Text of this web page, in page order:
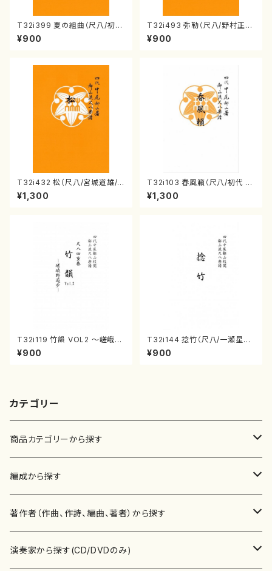
T32i399 夏の組曲（尺八/初代
山川園松/楽譜）都山流公刊楽譜
曲番:2104
¥900
T32i493 弥勒（尺八/野村正
峰/楽譜）都山流公刊楽譜曲番:2
202
¥900
T32i432 松（尺八/宮城道雄/
楽譜）都山流公刊楽譜曲番:213
8
¥1,300
T32i103 春風籟（尺八/初代 石
垣征山/尺八/都山式譜）都山流
公刊楽譜曲番:552
¥1,300
T32i119 竹韻 VOL2 ～嵯峨野
遊歩～（尺八/野村峰山/尺八/都
山式譜）都山流公刊楽譜曲番:5
¥900
T32i144 捻竹（尺八/一瀬星山/
尺八/都山式譜）都山流公刊楽譜
曲番:593
¥900
カテゴリー
商品カテゴリーから探す
楽譜
書籍
書籍
CD・DVD
編成から探す
邦楽器
箏・琴（ソロ）
合唱
著作者（作曲、作詩、編曲、著者）から探す
あ行
演奏家から探す(CD/DVDのみ)